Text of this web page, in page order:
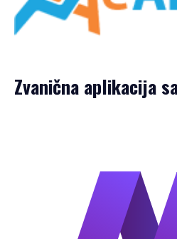
Zvanična aplikacija